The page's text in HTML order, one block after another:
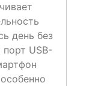
день без
USB-